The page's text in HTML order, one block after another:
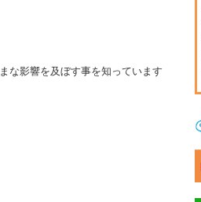
な影響を及ぼす事を知っています